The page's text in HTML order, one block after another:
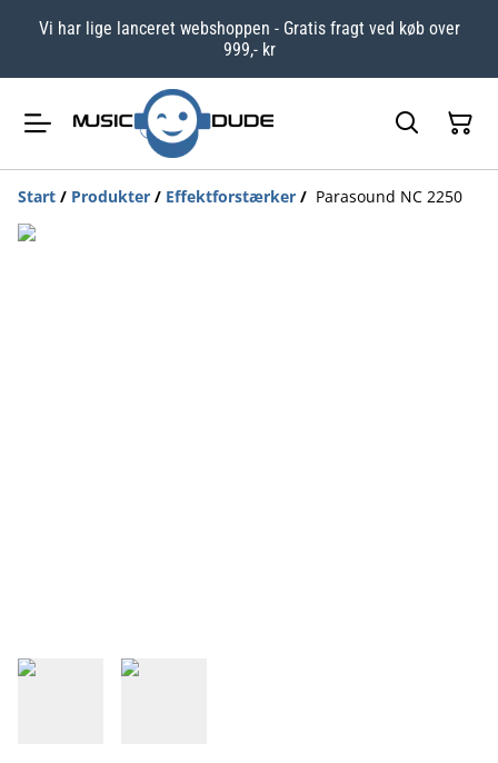
Vi har lige lanceret webshoppen - Gratis fragt ved køb over
999,- kr
Start / Produkter / Effektforstærker / Parasound NC 2250